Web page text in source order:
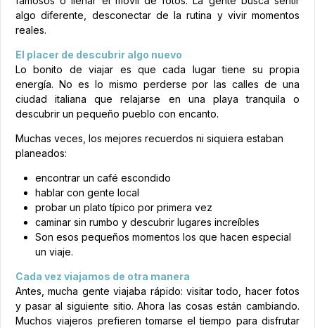
algo diferente, desconectar de la rutina y vivir momentos
reales.
El placer de descubrir algo nuevo
Lo bonito de viajar es que cada lugar tiene su propia
energía. No es lo mismo perderse por las calles de una
ciudad italiana que relajarse en una playa tranquila o
descubrir un pequeño pueblo con encanto.
Muchas veces, los mejores recuerdos ni siquiera estaban
planeados:
encontrar un café escondido
hablar con gente local
probar un plato típico por primera vez
caminar sin rumbo y descubrir lugares increíbles
Son esos pequeños momentos los que hacen especial
un viaje.
Cada vez viajamos de otra manera
Antes, mucha gente viajaba rápido: visitar todo, hacer fotos
y pasar al siguiente sitio. Ahora las cosas están cambiando.
Muchos viajeros prefieren tomarse el tiempo para disfrutar